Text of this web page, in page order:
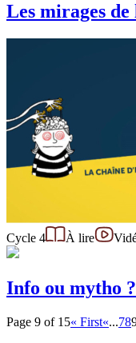
Les mirages
Cycle 4 À lire
Info ou mytho
Page 9 of 15« First«...78